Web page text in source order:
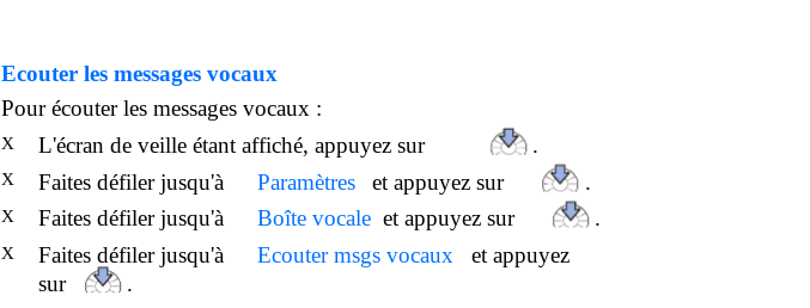
Ecouter les messages vocaux
Pour écouter les messages vocaux :
X L'écran de veille étant affiché, appuyez sur .
X Faites défiler jusqu'à Paramètres et appuyez sur .
X Faites défiler jusqu'à Boîte vocale et appuyez sur .
X Faites défiler jusqu'à Ecouter msgs vocaux
et appuyez
sur
.